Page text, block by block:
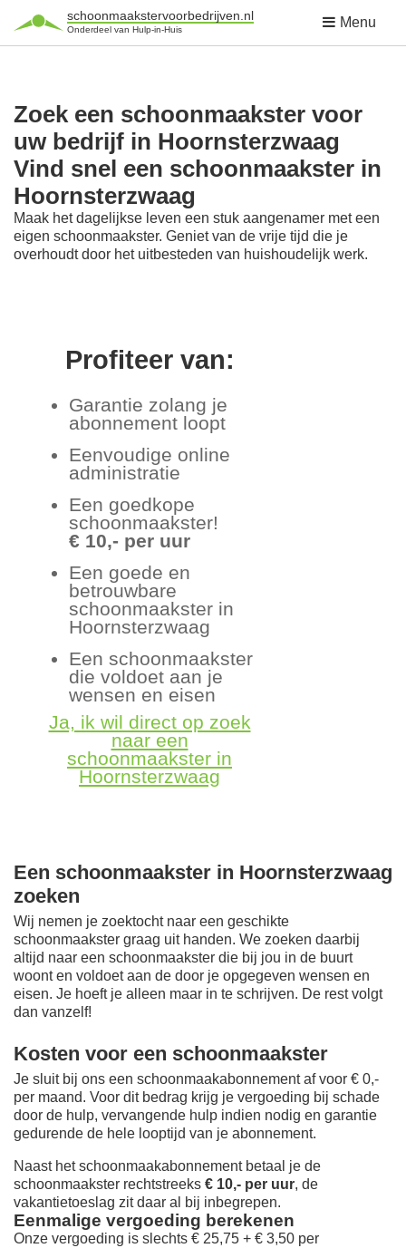
schoonmaakstervoorbedrijven.nl
Onderdeel van Hulp-in-Huis Menu
Zoek een schoonmaakster voor
uw bedrijf in Hoornsterzwaag
Vind snel een schoonmaakster in
Hoornsterzwaag
Maak het dagelijkse leven een stuk aangenamer met een
eigen schoonmaakster. Geniet van de vrije tijd die je
overhoudt door het uitbesteden van huishoudelijk werk.
Profiteer van:
Garantie zolang je
abonnement loopt
Eenvoudige online
administratie
Een goedkope
schoonmaakster!
€ 10,- per uur
Een goede en
betrouwbare
schoonmaakster in
Hoornsterzwaag
Een schoonmaakster
die voldoet aan je
wensen en eisen
Ja, ik wil direct op zoek
naar een
schoonmaakster in
Hoornsterzwaag
Een schoonmaakster in Hoornsterzwaag
zoeken
Wij nemen je zoektocht naar een geschikte
schoonmaakster graag uit handen. We zoeken daarbij
altijd naar een schoonmaakster die bij jou in de buurt
woont en voldoet aan de door je opgegeven wensen en
eisen. Je hoeft je alleen maar in te schrijven. De rest volgt
dan vanzelf!
Kosten voor een schoonmaakster
Je sluit bij ons een schoonmaakabonnement af voor € 0,-
per maand. Voor dit bedrag krijg je vergoeding bij schade
door de hulp, vervangende hulp indien nodig en garantie
gedurende de hele looptijd van je abonnement.
Naast het schoonmaakabonnement betaal je de
schoonmaakster rechtstreeks € 10,- per uur, de
vakantietoeslag zit daar al bij inbegrepen.
Eenmalige vergoeding berekenen
Onze vergoeding is slechts € 25,75 + € 3,50 per